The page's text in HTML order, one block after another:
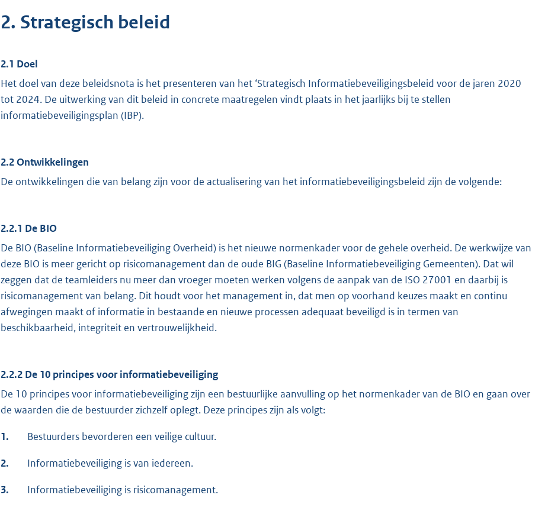
2. Strategisch beleid
2.1 Doel
Het doel van deze beleidsnota is het presenteren van het ‘Strategisch Informatiebeveiligingsbeleid voor de jaren 2020
tot 2024. De uitwerking van dit beleid in concrete maatregelen vindt plaats in het jaarlijks bij te stellen
informatiebeveiligingsplan (IBP).
2.2 Ontwikkelingen
De ontwikkelingen die van belang zijn voor de actualisering van het informatiebeveiligingsbeleid zijn de volgende:
2.2.1 De BIO
De BIO (Baseline Informatiebeveiliging Overheid) is het nieuwe normenkader voor de gehele overheid. De werkwijze van
deze BIO is meer gericht op risicomanagement dan de oude BIG (Baseline Informatiebeveiliging Gemeenten). Dat wil
zeggen dat de teamleiders nu meer dan vroeger moeten werken volgens de aanpak van de ISO 27001 en daarbij is
risicomanagement van belang. Dit houdt voor het management in, dat men op voorhand keuzes maakt en continu
afwegingen maakt of informatie in bestaande en nieuwe processen adequaat beveiligd is in termen van
beschikbaarheid, integriteit en vertrouwelijkheid.
2.2.2 De 10 principes voor informatiebeveiliging
De 10 principes voor informatiebeveiliging zijn een bestuurlijke aanvulling op het normenkader van de BIO en gaan over
de waarden die de bestuurder zichzelf oplegt. Deze principes zijn als volgt:
1. Bestuurders bevorderen een veilige cultuur.
2. Informatiebeveiliging is van iedereen.
3. Informatiebeveiliging is risicomanagement.